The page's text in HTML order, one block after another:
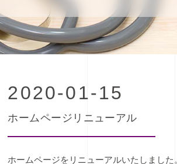
2020-01-15
ホームページリニューアル
ホームページをリニューアルいたしました